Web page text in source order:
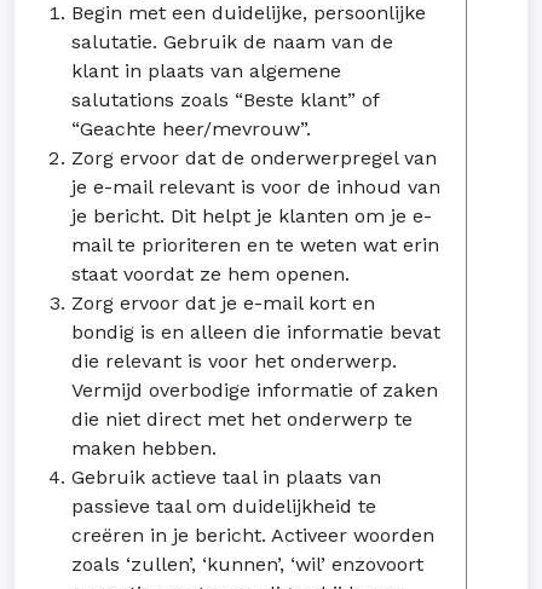
Begin met een duidelijke, persoonlijke
salutatie. Gebruik de naam van de
klant in plaats van algemene
salutations zoals “Beste klant” of
“Geachte heer/mevrouw”.
Zorg ervoor dat de onderwerpregel van
je e-mail relevant is voor de inhoud van
je bericht. Dit helpt je klanten om je e-
mail te prioriteren en te weten wat erin
staat voordat ze hem openen.
Zorg ervoor dat je e-mail kort en
bondig is en alleen die informatie bevat
die relevant is voor het onderwerp.
Vermijd overbodige informatie of zaken
die niet direct met het onderwerp te
maken hebben.
Gebruik actieve taal in plaats van
passieve taal om duidelijkheid te
creëren in je bericht. Activeer woorden
zoals ‘zullen’, ‘kunnen’, ‘wil’ enzovoort